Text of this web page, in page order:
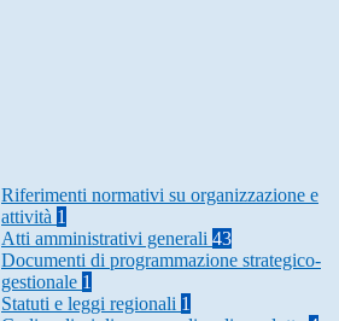
Riferimenti normativi su organizzazione e
attività 1
Atti amministrativi generali 43
Documenti di programmazione strategico-
gestionale 1
Statuti e leggi regionali 1